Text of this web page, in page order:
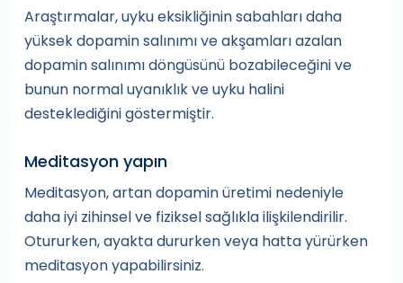
Araştırmalar, uyku eksikliğinin sabahları daha
yüksek dopamin salınımı ve akşamları azalan
dopamin salınımı döngüsünü bozabileceğini ve
bunun normal uyanıklık ve uyku halini
desteklediğini göstermiştir.
Meditasyon yapın
Meditasyon, artan dopamin üretimi nedeniyle
daha iyi zihinsel ve fiziksel sağlıkla ilişkilendirilir.
Otururken, ayakta dururken veya hatta yürürken
meditasyon yapabilirsiniz.